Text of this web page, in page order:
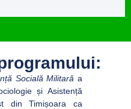
Socială Militară a
și Asistență
din Timișoara ca